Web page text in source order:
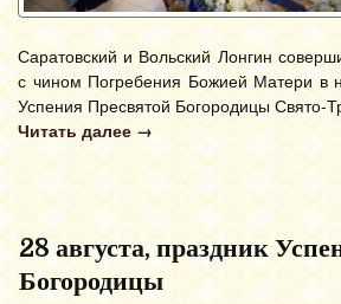
Саратовский и Вольский Лонгин
с чином Погребения Божией Матери в
Успения Пресвятой Богородицы Свято-
Читать далее →
28 августа, праздник
Богородицы